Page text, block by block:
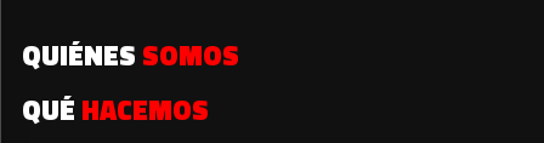
QUIÉNES SOMOS
QUÉ HACEMOS